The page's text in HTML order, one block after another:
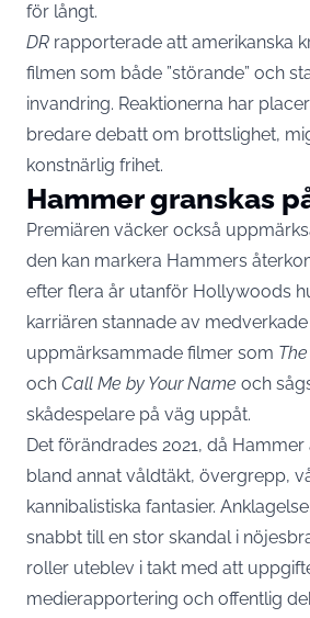
för långt.
DR rapporterade att amerikanska
filmen som både ”störande” och
invandring. Reaktionerna har
bredare debatt om brottslighet,
konstnärlig frihet.
Hammer granskas
Premiären väcker också
den kan markera Hammers
efter flera år utanför Hollywoods
karriären stannade av medverkade
uppmärksammade filmer som
och Call Me by Your Name och
skådespelare på väg uppåt.
Det förändrades 2021, då
bland annat våldtäkt, övergrepp,
kannibalistiska fantasier.
snabbt till en stor skandal i
roller uteblev i takt med att
medierapportering och offentlig